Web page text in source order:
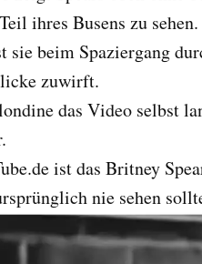
ihres Busens zu sehen.
sie beim Spaziergang
zuwirft.
das Video selbst
ist das Britney
nie sehen